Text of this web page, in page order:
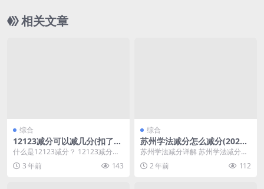
相关文章
综合
12123减分可以减几分(扣了6
分学法减分后还能再扣6分吗)
什么是12123减分？ 12123减分是
指某些平台在用户的账号上每日扣
除5分的行...
3 年前 143
综合
苏州学法减分怎么减分(2021
年苏州学法减分什么时候开启)
苏州学法减分详解 苏州学法减分是
一项严格执行的制度，旨在规范校
园行为，培养学生良...
2 年前 112